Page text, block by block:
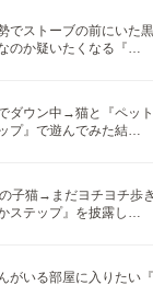
でストーブの前にいた
のか疑いたくなる『…
ダウン中→猫と『ペッ
プ』で遊んでみた結…
子猫→まだヨチヨチ歩
かステップ』を披露し…
がいる部屋に入りたい『